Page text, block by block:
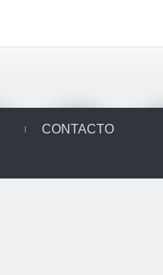
CONTACTO